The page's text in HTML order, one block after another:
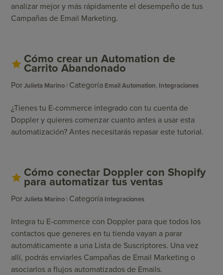
analizar mejor y más rápidamente el desempeño de tus
Campañas de Email Marketing.
Cómo crear un Automation de
Carrito Abandonado
Por Julieta Marino Categoría Email Automation, Integraciones
¿Tienes tu E-commerce integrado con tu cuenta de
Doppler y quieres comenzar cuanto antes a usar esta
automatización? Antes necesitarás repasar este tutorial.
Cómo conectar Doppler con Shopify
para automatizar tus ventas
Por Julieta Marino Categoría Integraciones
Integra tu E-commerce con Doppler para que todos los
contactos que generes en tu tienda vayan a parar
automáticamente a una Lista de Suscriptores. Una vez
allí, podrás enviarles Campañas de Email Marketing o
asociarlos a flujos automatizados de Emails.